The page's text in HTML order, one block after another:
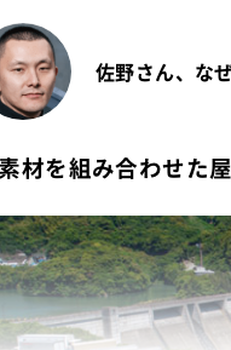
佐野さん、な
材を組み合わせた